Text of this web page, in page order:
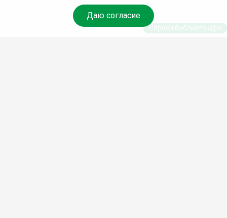
Даю согласие
Спроси библиотекаря